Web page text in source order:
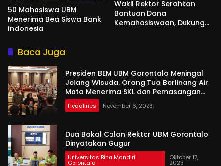
50 Mahasiswa UBM
Menerima Bea Siswa Bank
Indonesia
Wakil Rektor Serahkan
Bantuan Dana
Kemahasiswaan, Dukung
Baca Juga
Presiden BEM UBM Gorontalo Meningal
Jelang Wisuda. Orang Tua Berlinang Air
Mata Menerima SKL dan Pemasangan
Salempang
Headlines November 6, 2023
Dua Bakal Calon Rektor UBM Gorontalo
Dinyatakan Gugur
Universitas Bina Mandiri
Gorontalo
Oktober 17,
2023